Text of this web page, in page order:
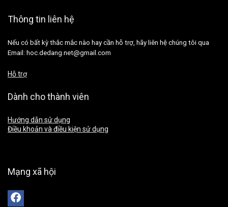
Thông tin liên hệ
Nếu có bất kỳ thắc mắc nào hay cần hỗ trợ, hãy liên hệ chúng tôi qua
Email: hoc.dedang.net@gmail.com
Hỗ trợ
Dành cho thành viên
Hướng dẫn sử dụng
Điều khoản và điều kiện sử dụng
Mạng xã hội